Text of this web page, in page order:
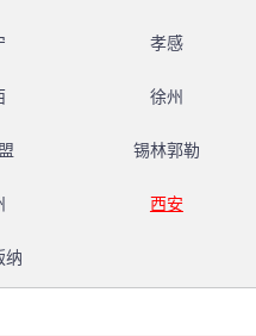
孝感
徐州
锡林郭勒
西安
纳